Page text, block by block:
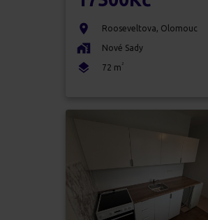
Rooseveltova, Olomouc
Nové Sady
72 m 2